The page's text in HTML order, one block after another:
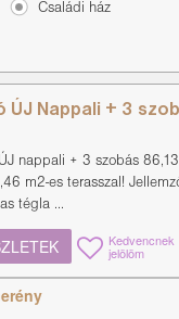
Családi ház
ÚJ Nappali + 3
nappali + 3 szobás
m2-es terasszal!
tégla ...
Kedvencnek
jelölöm